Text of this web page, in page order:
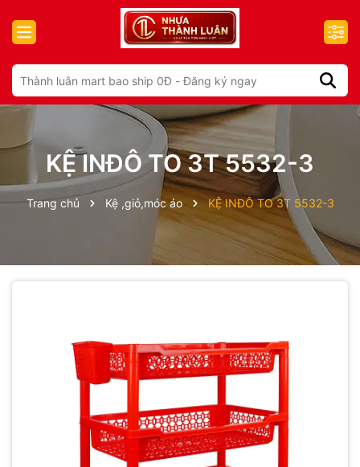
KỆ INĐÔ TO 3T 5532-3
Trang chủ Kệ ,giỏ,móc áo KỆ INĐÔ TO 3T 5532-3